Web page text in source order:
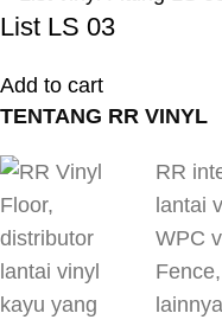
aman.
finishing interior
yang menarik, dan
ruangan,
kamar mandi,
Sebelum membeli
Skirting, pastikan
cermat panjang
List LS 03
Add to cart
TENTANG RR VINYL
RR
lantai
WPC